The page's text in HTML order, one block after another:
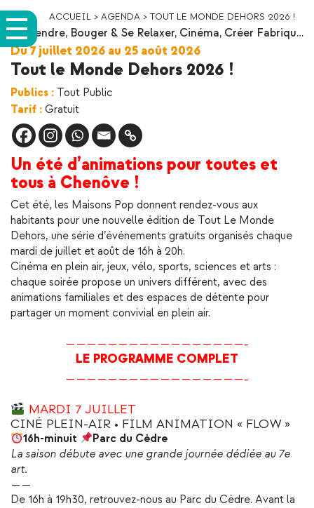
ACCUEIL > AGENDA > TOUT LE MONDE DEHORS 2026 !
Apprendre, Bouger & Se Relaxer, Cinéma, Créer Fabriqu…
Du 7 juillet 2026 au 25 août 2026
Tout le Monde Dehors 2026 !
Publics : Tout Public
Tarif : Gratuit
Un été d’animations pour toutes et
tous à Chenôve !
Cet été, les Maisons Pop donnent rendez-vous aux
habitants pour une nouvelle édition de Tout Le Monde
Dehors, une série d’événements gratuits organisés chaque
mardi de juillet et août de 16h à 20h.
Cinéma en plein air, jeux, vélo, sports, sciences et arts :
chaque soirée propose un univers différent, avec des
animations familiales et des espaces de détente pour
partager un moment convivial en plein air.
—————————————————-
LE PROGRAMME COMPLET
—————————————————-
MARDI 7 JUILLET
CINÉ PLEIN-AIR • FILM ANIMATION « FLOW »
16h-minuit
Parc du Cèdre
La saison débute avec une grande journée dédiée au 7e
art.
——
De 16h à 19h30, retrouvez-nous au Parc du Cèdre. Avant la